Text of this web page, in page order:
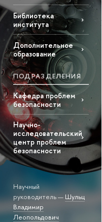
Библиотека
института
Дополнительное
образование
ПОДРАЗДЕЛЕНИЯ
Кафедра проблем
безопасности
Научно-
исследовательский
центр проблем
безопасности
Научный
руководитель — Шульц
Владимир
Леопольдович